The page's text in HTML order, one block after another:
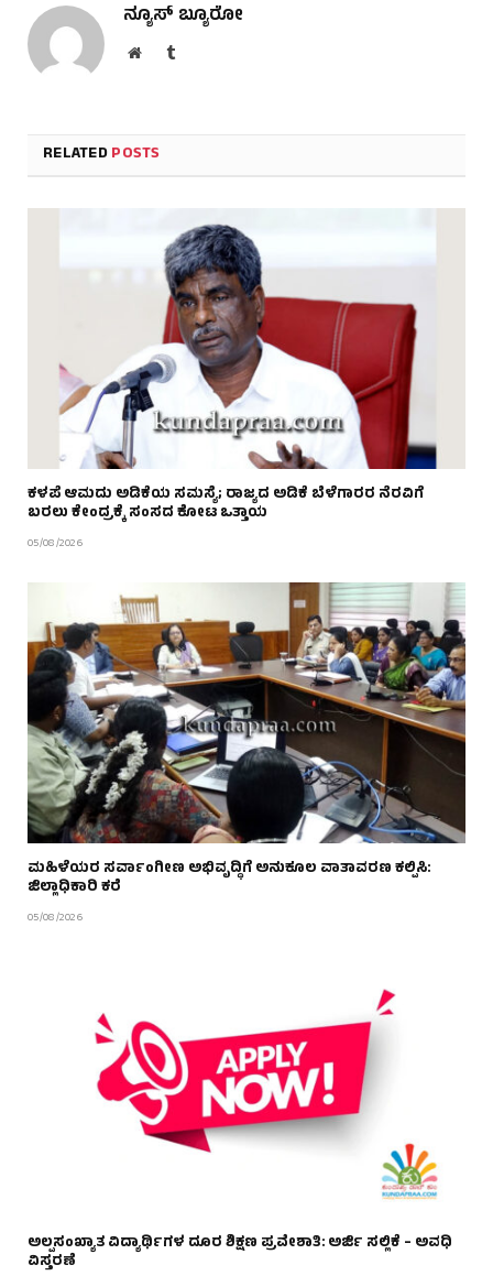
ನ್ಯೂಸ್ ಬ್ಯೂರೋ
WebsiteTumblr
RELATEDPOSTS
ಕಳಪೆ ಆಮದು ಅಡಿಕೆಯ ಸಮಸ್ಯೆ; ರಾಜ್ಯದ ಅಡಿಕೆ ಬೆಳೆಗಾರರ ನೆರವಿಗೆ
ಬರಲು ಕೇಂದ್ರಕ್ಕೆ ಸಂಸದ ಕೋಟ ಒತ್ತಾಯ
05/08/2026
ಮಹಿಳೆಯರ ಸರ್ವಾಂಗೀಣ ಅಭಿವೃದ್ಧಿಗೆ ಅನುಕೂಲ ವಾತಾವರಣ ಕಲ್ಪಿಸಿ:
ಜಿಲ್ಲಾಧಿಕಾರಿ ಕರೆ
05/08/2026
ಅಲ್ಪಸಂಖ್ಯಾತ ವಿದ್ಯಾರ್ಥಿಗಳ ದೂರ ಶಿಕ್ಷಣ ಪ್ರವೇಶಾತಿ: ಅರ್ಜಿ ಸಲ್ಲಿಕೆ – ಅವಧಿ
ವಿಸ್ತರಣೆ